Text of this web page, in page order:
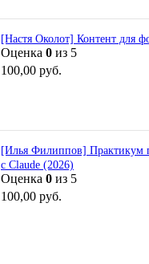
[Настя Околот] Контент для
Оценка 0 из 5
100,00 руб.
[Илья Филиппов] Практикум
с Claude (2026)
Оценка 0 из 5
100,00 руб.